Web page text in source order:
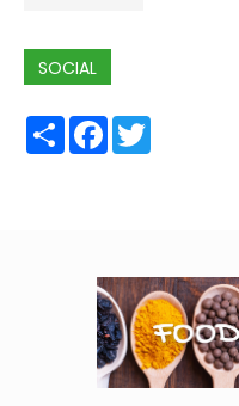
SOCIAL
ShareFacebook